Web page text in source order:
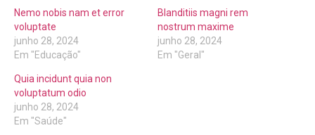
Nemo nobis nam et error
voluptate
junho 28, 2024
Em "Educação"
Blanditiis magni rem
nostrum maxime
junho 28, 2024
Em "Geral"
Quia incidunt quia non
voluptatum odio
junho 28, 2024
Em "Saúde"